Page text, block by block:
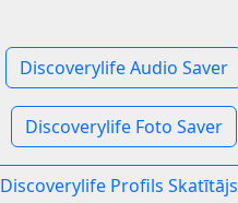
Discoverylife Audio Saver
Discoverylife Foto Saver
Discoverylife Profils Skatītājs